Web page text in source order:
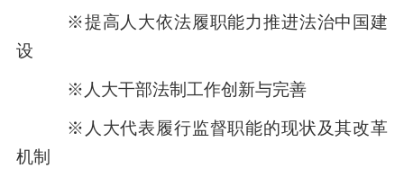
※提高人大依法履职能力推进法治中国建
设
※人大干部法制工作创新与完善
※人大代表履行监督职能的现状及其改革
机制